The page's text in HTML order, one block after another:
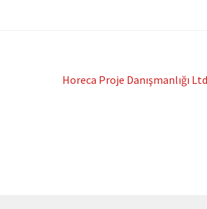
Next
Horeca Proje Danışmanlığı